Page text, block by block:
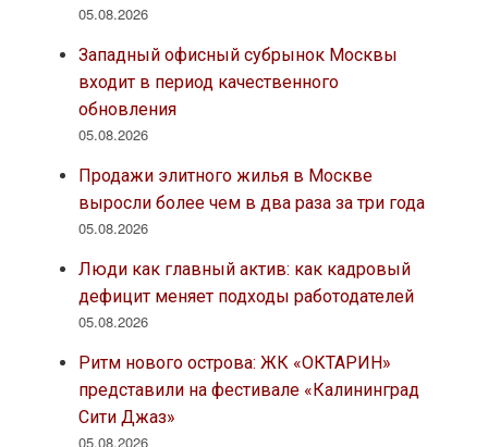
05.08.2026
Западный офисный субрынок Москвы
входит в период качественного
обновления
05.08.2026
Продажи элитного жилья в Москве
выросли более чем в два раза за три года
05.08.2026
Люди как главный актив: как кадровый
дефицит меняет подходы работодателей
05.08.2026
Ритм нового острова: ЖК «ОКТАРИН»
представили на фестивале «Калининград
Сити Джаз»
05.08.2026